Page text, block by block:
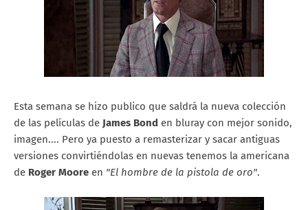
Esta semana se hizo publico que saldrá la nueva colección
de las películas de James Bond en bluray con mejor sonido,
imagen.... Pero ya puesto a remasterizar y sacar antiguas
versiones convirtiéndolas en nuevas tenemos la americana
de Roger Moore en "El hombre de la pistola de oro".